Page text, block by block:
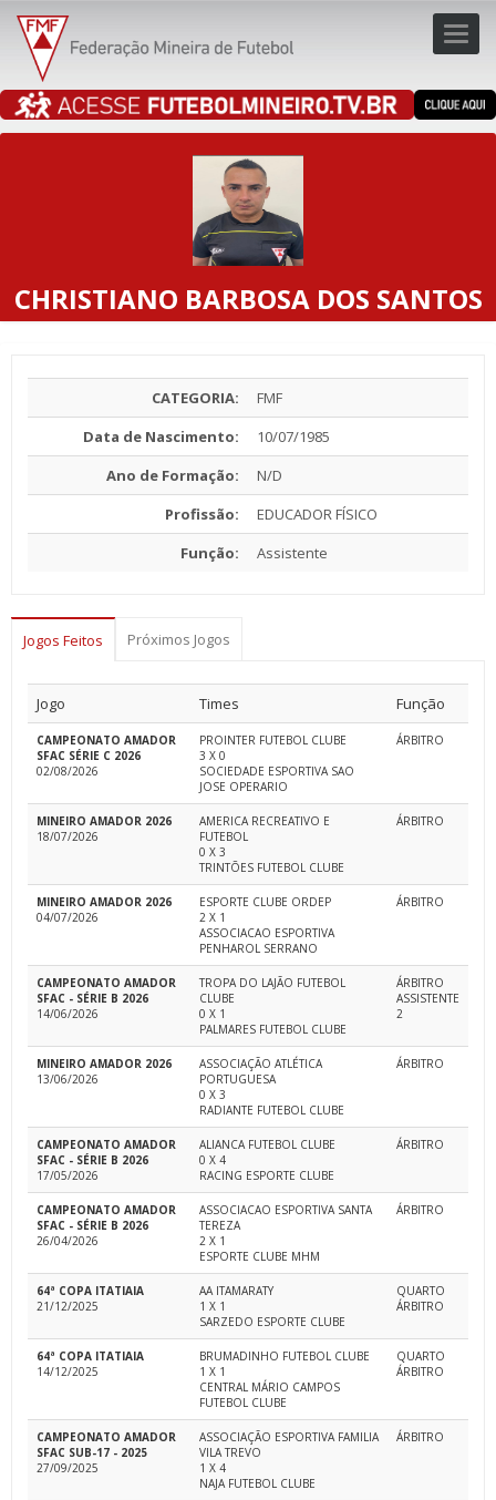
CHRISTIANO BARBOSA DOS SANTOS
CATEGORIA:
FMF
Data de Nascimento:
10/07/1985
Ano de Formação:
N/D
Profissão:
EDUCADOR FÍSICO
Função:
Assistente
Jogos Feitos Próximos Jogos
Jogo Times Função
CAMPEONATO AMADOR
SFAC SÉRIE C 2026
02/08/2026
PROINTER FUTEBOL CLUBE
3 X 0
SOCIEDADE ESPORTIVA SAO
JOSE OPERARIO
ÁRBITRO
MINEIRO AMADOR 2026
18/07/2026
AMERICA RECREATIVO E
FUTEBOL
0 X 3
TRINTÕES FUTEBOL CLUBE
ÁRBITRO
MINEIRO AMADOR 2026
04/07/2026
ESPORTE CLUBE ORDEP
2 X 1
ASSOCIACAO ESPORTIVA
PENHAROL SERRANO
ÁRBITRO
CAMPEONATO AMADOR
SFAC - SÉRIE B 2026
14/06/2026
TROPA DO LAJÃO FUTEBOL
CLUBE
0 X 1
PALMARES FUTEBOL CLUBE
ÁRBITRO
ASSISTENTE
2
MINEIRO AMADOR 2026
13/06/2026
ASSOCIAÇÃO ATLÉTICA
PORTUGUESA
0 X 3
RADIANTE FUTEBOL CLUBE
ÁRBITRO
CAMPEONATO AMADOR
SFAC - SÉRIE B 2026
17/05/2026
ALIANCA FUTEBOL CLUBE
0 X 4
RACING ESPORTE CLUBE
ÁRBITRO
CAMPEONATO AMADOR
SFAC - SÉRIE B 2026
26/04/2026
ASSOCIACAO ESPORTIVA SANTA
TEREZA
2 X 1
ESPORTE CLUBE MHM
ÁRBITRO
64ª COPA ITATIAIA
21/12/2025
AA ITAMARATY
1 X 1
SARZEDO ESPORTE CLUBE
QUARTO
ÁRBITRO
64ª COPA ITATIAIA
14/12/2025
BRUMADINHO FUTEBOL CLUBE
1 X 1
CENTRAL MÁRIO CAMPOS
FUTEBOL CLUBE
QUARTO
ÁRBITRO
CAMPEONATO AMADOR
SFAC SUB-17 - 2025
27/09/2025
ASSOCIAÇÃO ESPORTIVA FAMILIA
VILA TREVO
1 X 4
NAJA FUTEBOL CLUBE
ÁRBITRO